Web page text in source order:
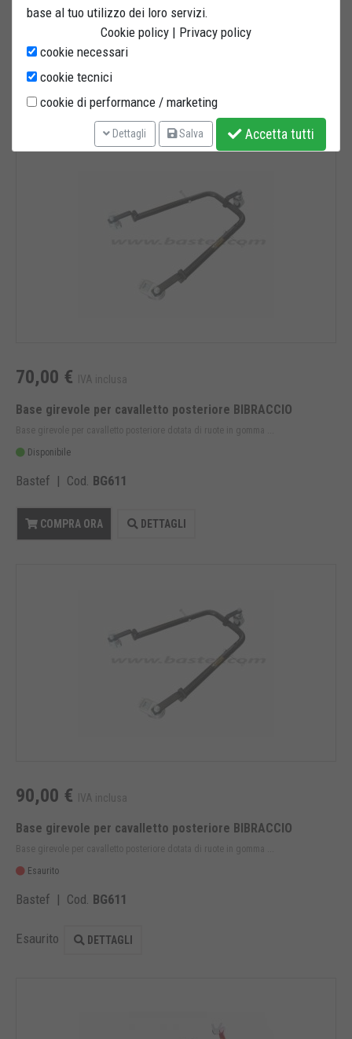
parcheggiare la ...
COMPRA ORA DETTAGLI
70,00 € IVA inclusa
Base girevole per cavalletto posteriore BIBRACCIO
Base girevole per cavalletto posteriore dotata di ruote in gomma ...
Disponibile
Bastef | Cod. BG611
COMPRA ORA DETTAGLI
90,00 € IVA inclusa
Base girevole per cavalletto posteriore BIBRACCIO
Base girevole per cavalletto posteriore dotata di ruote in gomma ...
Esaurito
Bastef | Cod. BG611
Esaurito DETTAGLI
base al tuo utilizzo dei loro servizi.
Cookie policy | Privacy policy
cookie necessari
cookie tecnici
cookie di performance / marketing
Dettagli Salva Accetta tutti